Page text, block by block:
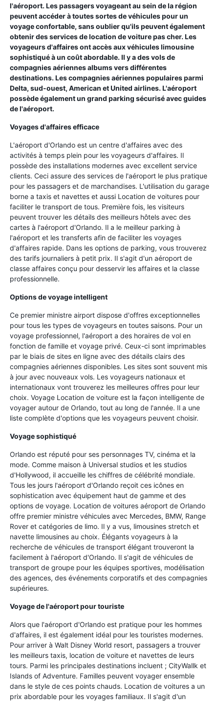
l'aéroport. Les passagers voyageant au sein de la région
peuvent accéder à toutes sortes de véhicules pour un
voyage confortable, sans oublier qu'ils peuvent également
obtenir des services de location de voiture pas cher. Les
voyageurs d'affaires ont accès aux véhicules limousine
sophistiqué à un coût abordable. Il y a des vols de
compagnies aériennes albums vers différentes
destinations. Les compagnies aériennes populaires parmi
Delta, sud-ouest, American et United airlines. L'aéroport
possède également un grand parking sécurisé avec guides
de l'aéroport.
Voyages d'affaires efficace
L'aéroport d'Orlando est un centre d'affaires avec des
activités à temps plein pour les voyageurs d'affaires. Il
possède des installations modernes avec excellent service
clients. Ceci assure des services de l'aéroport le plus pratique
pour les passagers et de marchandises. L'utilisation du garage
borne a taxis et navettes et aussi Location de voitures pour
faciliter le transport de tous. Première fois, les visiteurs
peuvent trouver les détails des meilleurs hôtels avec des
cartes à l'aéroport d'Orlando. Il a le meilleur parking à
l'aéroport et les transferts afin de faciliter les voyages
d'affaires rapide. Dans les options de parking, vous trouverez
des tarifs journaliers à petit prix. Il s'agit d'un aéroport de
classe affaires conçu pour desservir les affaires et la classe
professionnelle.
Options de voyage intelligent
Ce premier ministre airport dispose d'offres exceptionnelles
pour tous les types de voyageurs en toutes saisons. Pour un
voyage professionnel, l'aéroport a des horaires de vol en
fonction de famille et voyage privé. Ceux-ci sont imprimables
par le biais de sites en ligne avec des détails clairs des
compagnies aériennes disponibles. Les sites sont souvent mis
à jour avec nouveaux vols. Les voyageurs nationaux et
internationaux vont trouverez les meilleures offres pour leur
choix. Voyage Location de voiture est la façon intelligente de
voyager autour de Orlando, tout au long de l'année. Il a une
liste complète d'options que les voyageurs peuvent choisir.
Voyage sophistiqué
Orlando est réputé pour ses personnages TV, cinéma et la
mode. Comme maison à Universal studios et les studios
d'Hollywood, il accueille les chiffres de célébrité mondiale.
Tous les jours l'aéroport d'Orlando reçoit ces icônes en
sophistication avec équipement haut de gamme et des
options de voyage. Location de voitures aéroport de Orlando
offre premier ministre véhicules avec Mercedes, BMW, Range
Rover et catégories de limo. Il y a vus, limousines stretch et
navette limousines au choix. Élégants voyageurs à la
recherche de véhicules de transport élégant trouveront la
facilement à l'aéroport d'Orlando. Il s'agit de véhicules de
transport de groupe pour les équipes sportives, modélisation
des agences, des événements corporatifs et des compagnies
supérieures.
Voyage de l'aéroport pour touriste
Alors que l'aéroport d'Orlando est pratique pour les hommes
d'affaires, il est également idéal pour les touristes modernes.
Pour arriver à Walt Disney World resort, passagers a trouver
les meilleurs taxis, location de voiture et navettes de leurs
tours. Parmi les principales destinations incluent ; CityWallk et
Islands of Adventure. Familles peuvent voyager ensemble
dans le style de ces points chauds. Location de voitures a un
prix abordable pour les voyages familiaux. Il s'agit d'un